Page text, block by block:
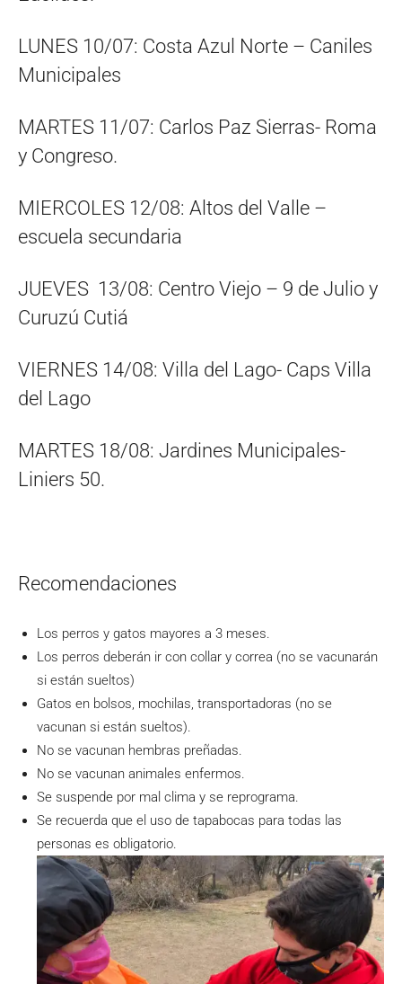
LUNES 10/07: Costa Azul Norte – Caniles
Municipales
MARTES 11/07: Carlos Paz Sierras- Roma
y Congreso.
MIERCOLES 12/08: Altos del Valle –
escuela secundaria
JUEVES 13/08: Centro Viejo – 9 de Julio y
Curuzú Cutiá
VIERNES 14/08: Villa del Lago- Caps Villa
del Lago
MARTES 18/08: Jardines Municipales-
Liniers 50.
Recomendaciones
Los perros y gatos mayores a 3 meses.
Los perros deberán ir con collar y correa (no se vacunarán
si están sueltos)
Gatos en bolsos, mochilas, transportadoras (no se
vacunan si están sueltos).
No se vacunan hembras preñadas.
No se vacunan animales enfermos.
Se suspende por mal clima y se reprograma.
Se recuerda que el uso de tapabocas para todas las
personas es obligatorio.